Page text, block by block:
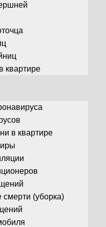
квартире
в квартире
(уборка)